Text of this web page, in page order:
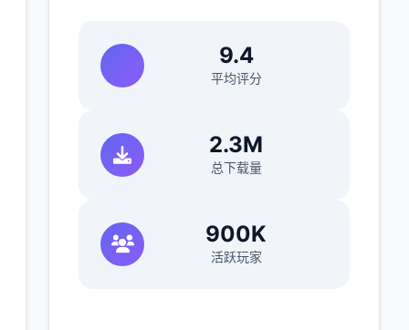
9.4
平均评分
2.3M
总下载量
900K
活跃玩家